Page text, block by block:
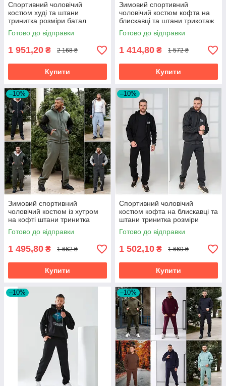
Спортивний чоловічий
костюм худі та штани
тринитка розміри батал
Готово до відправки
1 951,20 ₴ 2 168 ₴
Купити
Зимовий спортивний
чоловічий костюм кофта на
блискавці та штани трикотаж
на хутрі розміри батал
Готово до відправки
1 414,80 ₴ 1 572 ₴
Купити
–10%
Зимовий спортивний
чоловічий костюм із хутром
на кофті штани тринитка
розміри батал
Готово до відправки
1 495,80 ₴ 1 662 ₴
Купити
–10%
Спортивний чоловічий
костюм кофта на блискавці та
штани тринитка розміри
батал на великий зірсист
Готово до відправки
1 502,10 ₴ 1 669 ₴
Купити
–10% –10%